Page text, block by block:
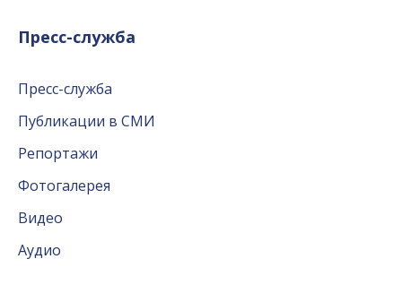
Пресс-служба
Пресс-служба
Публикации в СМИ
Репортажи
Фотогалерея
Видео
Аудио